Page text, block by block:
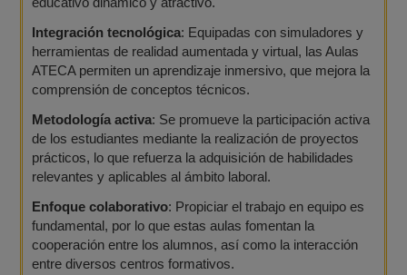
Integración tecnológica: Equipadas con simuladores y
herramientas de realidad aumentada y virtual, las Aulas
ATECA permiten un aprendizaje inmersivo, que mejora la
comprensión de conceptos técnicos.
Metodología activa: Se promueve la participación activa
de los estudiantes mediante la realización de proyectos
prácticos, lo que refuerza la adquisición de habilidades
relevantes y aplicables al ámbito laboral.
Enfoque colaborativo: Propiciar el trabajo en equipo es
fundamental, por lo que estas aulas fomentan la
cooperación entre los alumnos, así como la interacción
entre diversos centros formativos.